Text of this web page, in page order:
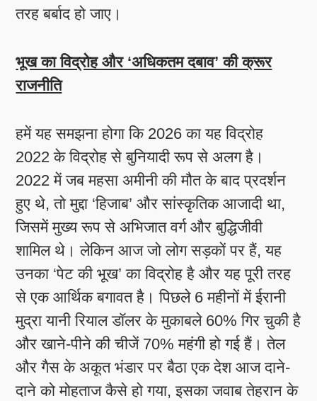
तरह बर्बाद हो जाए।
भूख का विद्रोह और ‘अधिकतम दबाव’ की क्रूर
राजनीति
हमें यह समझना होगा कि 2026 का यह विद्रोह
2022 के विद्रोह से बुनियादी रूप से अलग है।
2022 में जब महसा अमीनी की मौत के बाद प्रदर्शन
हुए थे, तो मुद्दा ‘हिजाब’ और सांस्कृतिक आजादी था,
जिसमें मुख्य रूप से अभिजात वर्ग और बुद्धिजीवी
शामिल थे। लेकिन आज जो लोग सड़कों पर हैं, यह
उनका ‘पेट की भूख’ का विद्रोह है और यह पूरी तरह
से एक आर्थिक बगावत है। पिछले 6 महीनों में ईरानी
मुद्रा यानी रियाल डॉलर के मुकाबले 60% गिर चुकी है
और खाने-पीने की चीजें 70% महंगी हो गई हैं। तेल
और गैस के अकूत भंडार पर बैठा एक देश आज दाने-
दाने को मोहताज कैसे हो गया, इसका जवाब तेहरान के